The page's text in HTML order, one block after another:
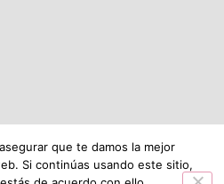
que te damos la mejor
Si continúas usando este sitio,